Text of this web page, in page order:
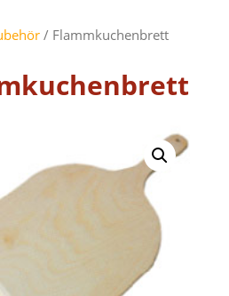
/ Flammkuchenbrett